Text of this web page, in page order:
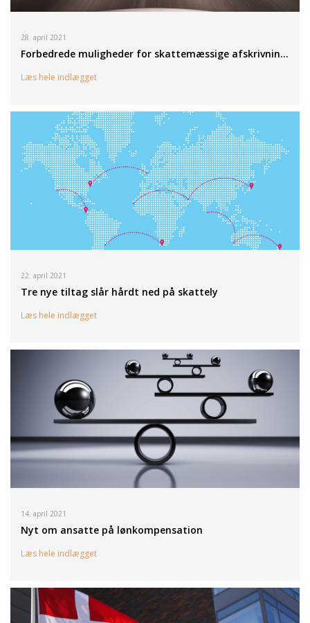
28. april 2021
Forbedrede muligheder for skattemæssige afskrivnin…
Læs hele indlægget
22. april 2021
Tre nye tiltag slår hårdt ned på skattely
Læs hele indlægget
14. april 2021
Nyt om ansatte på lønkompensation
Læs hele indlægget